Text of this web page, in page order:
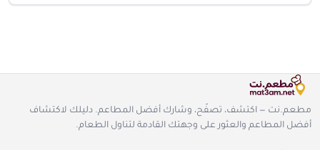
مطعم.نت — اكتشف، تصفّح، وشارك أفضل المطاعم. دليلك لاكتشاف
أفضل المطاعم والعثور على وجهتك القادمة لتناول الطعام.